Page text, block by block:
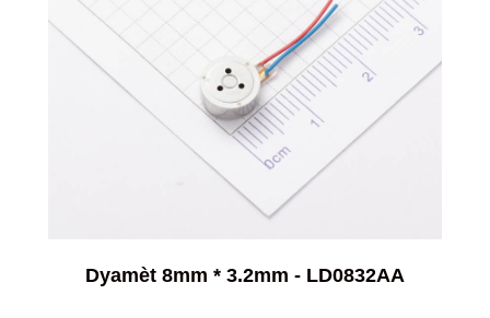
Dyamèt 8mm * 3.2mm - LD0832AA